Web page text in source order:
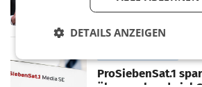
ersten Halbjahr 2026
einem Plus von 3,8
ProSiebenSat.1
DETAILS ANZEIGEN